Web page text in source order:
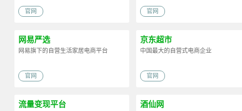
官网 官网
网易严选
网易旗下的自营生活家居电商平台
官网
京东超市
中国最大的自营式电商企业
官网
流量变现平台 酒仙网